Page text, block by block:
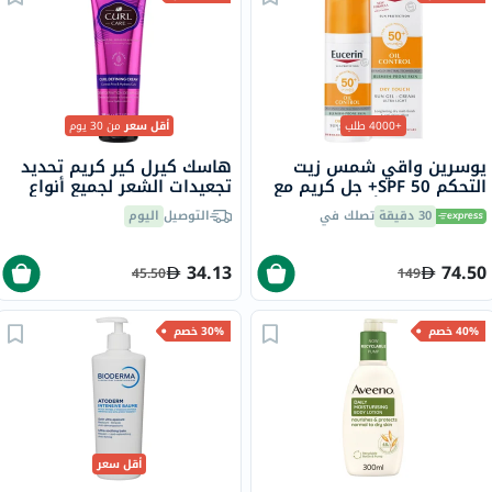
+4000 طلب
يوسرين واقي شمس زيت
التحكم SPF 50+ جل كريم مع
لمسة جافة وتأثير مضاد
لللمعان للبشرة المعرضة
30 دقيقة تصلك في
74.50
149
أقل سعرمن 30 يوم
هاسك كيرل كير كريم تحديد
تجعيدات الشعر لجميع أنواع
الشعر، 198 مل
التوصيل اليوم
34.13
45.50
40% خصم 30% خصم
أقل سعر